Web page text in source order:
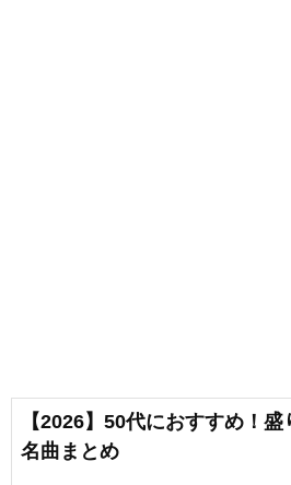
【2026】50代におすすめ！
名曲まとめ